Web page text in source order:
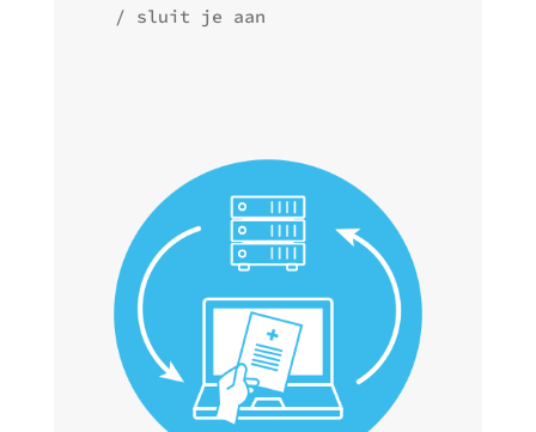
/ sluit je aan